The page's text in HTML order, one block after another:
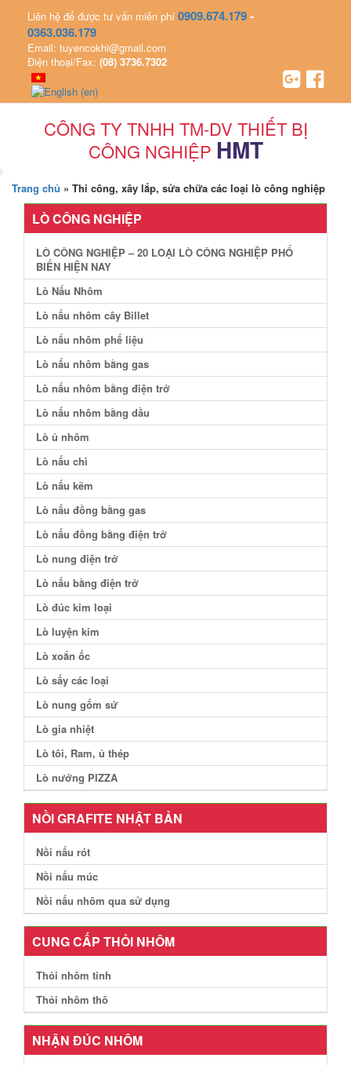
Liên hệ để được tư vấn miễn phí 0909.674.179-
0363.036.179
Email: tuyencokhi@gmail.com
Điện thoại/Fax: (08) 3736.7302
CÔNG TY TNHH TM-DV THIẾT BỊ
CÔNG NGHIỆP HMT
Trang chủ » Thi công, xây lắp, sửa chữa các loại lò công nghiệp
LÒ CÔNG NGHIỆP
LÒ CÔNG NGHIỆP – 20 LOẠI LÒ CÔNG NGHIỆP PHỔ
BIẾN HIỆN NAY
Lò Nấu Nhôm
Lò nấu nhôm cây Billet
Lò nấu nhôm phế liệu
Lò nấu nhôm bằng gas
Lò nấu nhôm bằng điện trở
Lò nấu nhôm bằng dầu
Lò ủ nhôm
Lò nấu chì
Lò nấu kẽm
Lò nấu đồng bằng gas
Lò nấu đồng bằng điện trở
Lò nung điện trở
Lò nấu bằng điện trở
Lò đúc kim loại
Lò luyện kim
Lò xoắn ốc
Lò sấy các loại
Lò nung gốm sứ
Lò gia nhiệt
Lò tôi, Ram, ủ thép
Lò nướng PIZZA
NỒI GRAFITE NHẬT BẢN
Nồi nấu rót
Nồi nấu múc
Nồi nấu nhôm qua sử dụng
CUNG CẤP THỎI NHÔM
Thỏi nhôm tinh
Thỏi nhôm thô
NHẬN ĐÚC NHÔM